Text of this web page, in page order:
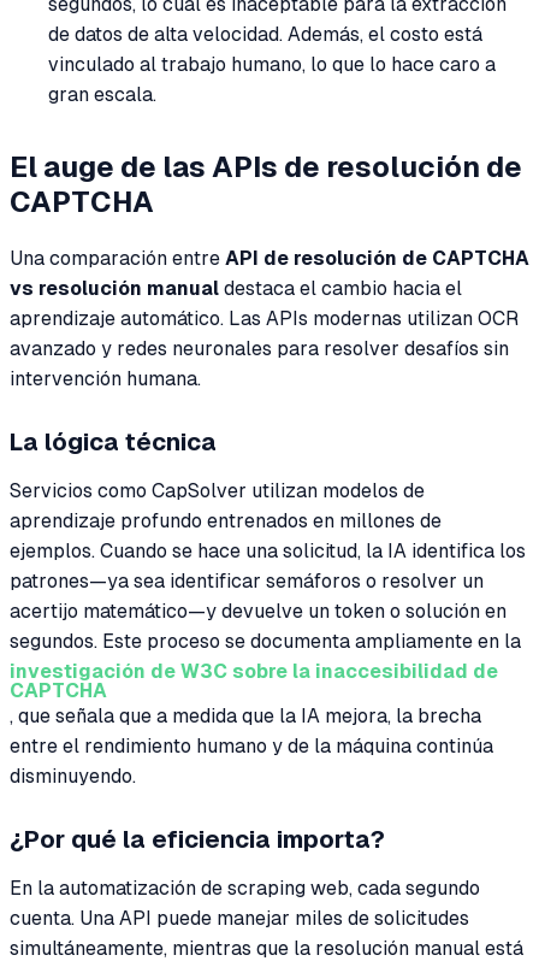
de datos de alta velocidad. Además, el costo está
vinculado al trabajo humano, lo que lo hace caro a
gran escala.
El auge de las APIs de resolución de
CAPTCHA
Una comparación entre API de resolución de CAPTCHA
vs resolución manual destaca el cambio hacia el
aprendizaje automático. Las APIs modernas utilizan OCR
avanzado y redes neuronales para resolver desafíos sin
intervención humana.
La lógica técnica
Servicios como CapSolver utilizan modelos de
aprendizaje profundo entrenados en millones de
ejemplos. Cuando se hace una solicitud, la IA identifica los
patrones—ya sea identificar semáforos o resolver un
acertijo matemático—y devuelve un token o solución en
segundos. Este proceso se documenta ampliamente en la
investigación de W3C sobre la inaccesibilidad de
CAPTCHA
, que señala que a medida que la IA mejora, la brecha
entre el rendimiento humano y de la máquina continúa
disminuyendo.
¿Por qué la eficiencia importa?
En la automatización de scraping web, cada segundo
cuenta. Una API puede manejar miles de solicitudes
simultáneamente, mientras que la resolución manual está